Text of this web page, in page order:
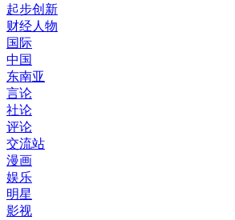
起步创新
财经人物
国际
中国
东南亚
言论
社论
评论
交流站
漫画
娱乐
明星
影视